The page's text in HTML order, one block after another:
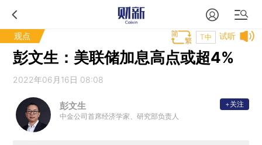
观点 试听
T中
彭文生：美联储加息高点或超4%
2022年06月16日 08:08
彭文生
中金公司首席经济学家、研究部负责人
+关注